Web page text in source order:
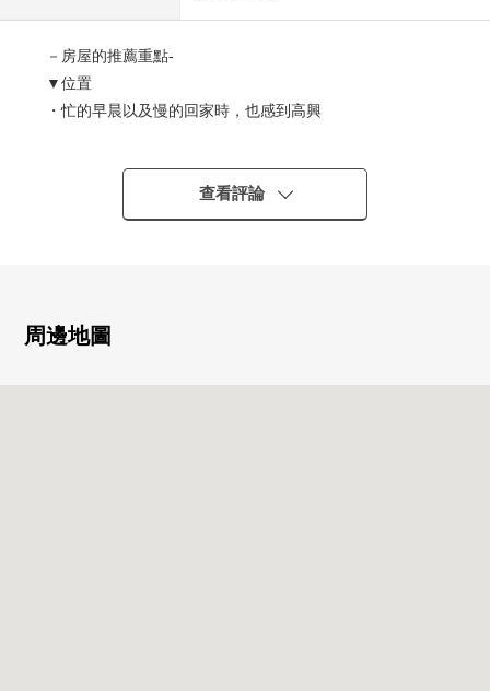
－房屋的推薦重點-
▼位置
・忙的早晨以及慢的回家時，也感到高興
・車站步行3分鐘的已經良好地理位置的×翻新的房間
・安全也在防盜門在的Mansion放心
查看評論
周邊地圖